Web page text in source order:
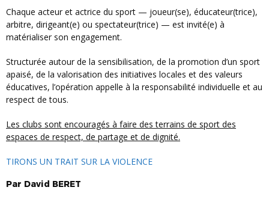
Chaque acteur et actrice du sport — joueur(se), éducateur(trice),
arbitre, dirigeant(e) ou spectateur(trice) — est invité(e) à
matérialiser son engagement.
Structurée autour de la sensibilisation, de la promotion d’un sport
apaisé, de la valorisation des initiatives locales et des valeurs
éducatives, l’opération appelle à la responsabilité individuelle et au
respect de tous.
Les clubs sont encouragés à faire des terrains de sport des
espaces de respect, de partage et de dignité.
TIRONS UN TRAIT SUR LA VIOLENCE
Par David BERET